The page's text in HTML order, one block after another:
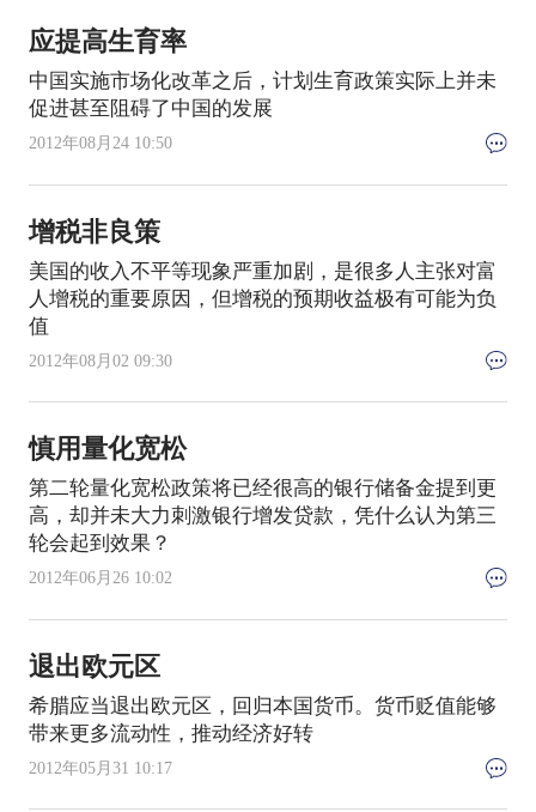
应提高生育率
中国实施市场化改革之后，计划生育政策实际上并未
促进甚至阻碍了中国的发展
2012年08月24 10:50
增税非良策
美国的收入不平等现象严重加剧，是很多人主张对富
人增税的重要原因，但增税的预期收益极有可能为负
值
2012年08月02 09:30
慎用量化宽松
第二轮量化宽松政策将已经很高的银行储备金提到更
高，却并未大力刺激银行增发贷款，凭什么认为第三
轮会起到效果？
2012年06月26 10:02
退出欧元区
希腊应当退出欧元区，回归本国货币。货币贬值能够
带来更多流动性，推动经济好转
2012年05月31 10:17